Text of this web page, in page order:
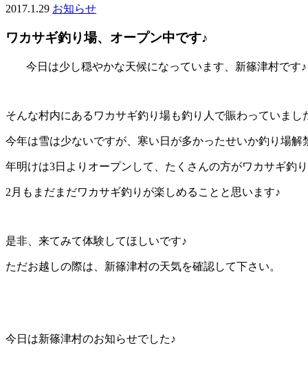
2017.1.29 お知らせ
ワカサギ釣り場、オープン中です♪
今日は少し穏やかな天候になっています、新篠津村です♪
そんな村内にあるワカサギ釣り場も釣り人で賑わっていまし
今年は雪は少ないですが、寒い日が多かったせいか釣り場解
年明けは3日よりオープンして、たくさんの方がワカサギ釣
2月もまだまだワカサギ釣りが楽しめることと思います♪
是非、来てみて体験してほしいです♪
ただお越しの際は、新篠津村の天気を確認して下さい。
今日は新篠津村のお知らせでした♪